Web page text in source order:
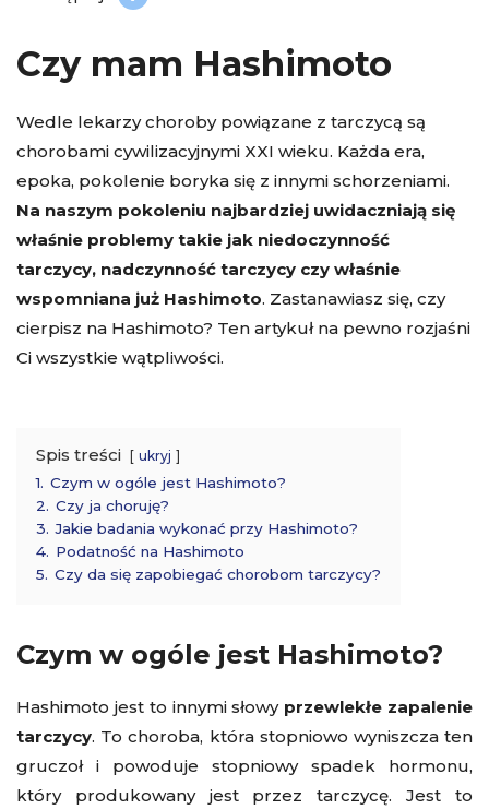
Czy mam Hashimoto
Wedle lekarzy choroby powiązane z tarczycą są
chorobami cywilizacyjnymi XXI wieku. Każda era,
epoka, pokolenie boryka się z innymi schorzeniami.
Na naszym pokoleniu najbardziej uwidaczniają się
właśnie problemy takie jak niedoczynność
tarczycy, nadczynność tarczycy czy właśnie
wspomniana już Hashimoto. Zastanawiasz się, czy
cierpisz na Hashimoto? Ten artykuł na pewno rozjaśni
Ci wszystkie wątpliwości.
Spis treści ukryj
1. Czym w ogóle jest Hashimoto?
2. Czy ja choruję?
3. Jakie badania wykonać przy Hashimoto?
4. Podatność na Hashimoto
5. Czy da się zapobiegać chorobom tarczycy?
Czym w ogóle jest Hashimoto?
Hashimoto jest to innymi słowy przewlekłe zapalenie
tarczycy. To choroba, która stopniowo wyniszcza ten
gruczoł i powoduje stopniowy spadek hormonu,
który produkowany jest przez tarczycę. Jest to